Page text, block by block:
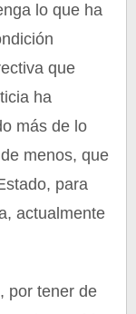
lo que ha
que
ha
más de lo
menos, que
para
actualmente
por tener de